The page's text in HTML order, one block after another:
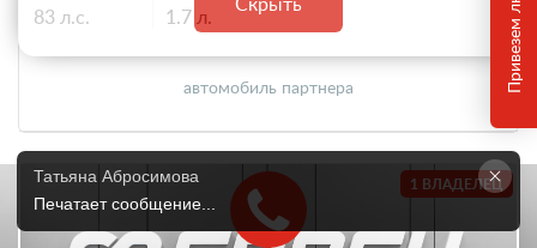
83 л.с. 1.7 л.
автомобиль партнера
1 ВЛАДЕЛЕЦ
Татьяна Абросимова
Печатает сообщение...